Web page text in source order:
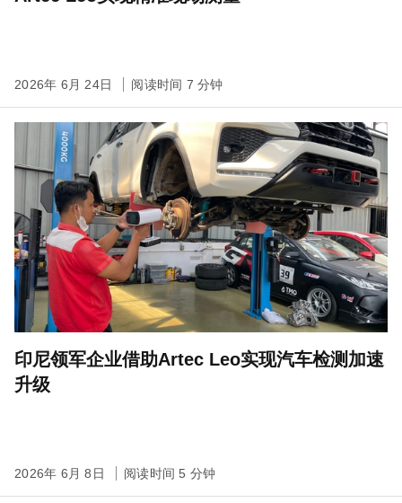
2026年 6月 24日 阅读时间 7 分钟
印尼领军企业借助Artec Leo实现汽车检测加速
升级
2026年 6月 8日 阅读时间 5 分钟